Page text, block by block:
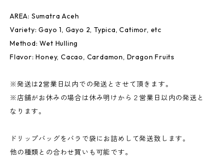
AREA: Sumatra Aceh
Variety: Gayo 1, Gayo 2, Typica, Catimor, etc
Method: Wet Hulling
Flavor: Honey, Cacao, Cardamon, Dragon Fruits
※発送は2営業日以内での発送とさせて頂きます。
※店舗がお休みの場合は休み明けから２営業日以内の発送と
なります。
ドリップバッグをバラで袋にお詰めして発送致します。
他の種類との合わせ買いも可能です。